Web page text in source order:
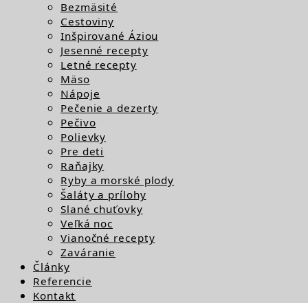
Bezmäsité
Cestoviny
Inšpirované Áziou
Jesenné recepty
Letné recepty
Mäso
Nápoje
Pečenie a dezerty
Pečivo
Polievky
Pre deti
Raňajky
Ryby a morské plody
Šaláty a prílohy
Slané chuťovky
Veľká noc
Vianočné recepty
Zaváranie
Články
Referencie
Kontakt